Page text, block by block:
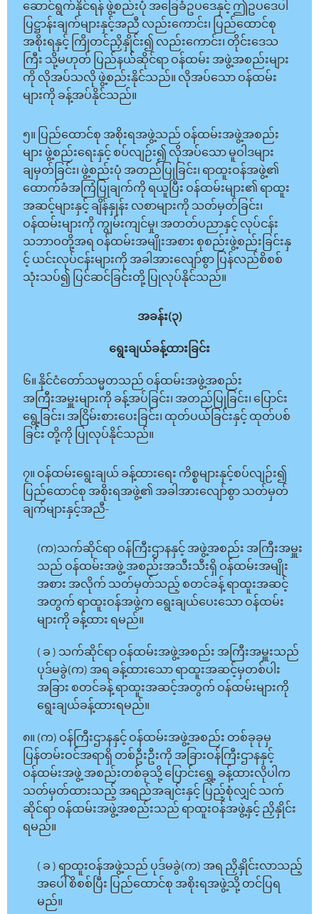
ဆောင်ရွက်နိုင်ရန် ဖွဲ့စည်းပုံ အခြေခံဥပဒေနှင့် ဤဥပဒေပါ
ပြဋ္ဌာန်းချက်များနှင့်အညီ လည်းကောင်း၊ ပြည်ထောင်စု
အစိုးရနှင့် ကြိုတင်ညှိနှိုင်း၍ လည်းကောင်း၊ တိုင်းဒေသ
ကြီး သို့မဟုတ် ပြည်နယ််ဆိုင်ရာ ဝန်ထမ်း အဖွဲ့အစည်းများ
ကို လိုအပ်သလို ဖွဲ့စည်းနိုင်သည်။ လိုအပ်သော ဝန်ထမ်း
များကို ခန့်အပ်နိုင်သည်။
၅။ ပြည်ထောင်စု အစိုးရအဖွဲ့သည် ဝန်ထမ်းအဖွဲ့အစည်း
များ ဖွဲ့စည်းရေးနှင့် စပ်လျဉ်း၍ လိုအပ်သော မူဝါဒများ
ချမှတ်ခြင်း၊ ဖွဲ့စည်းပုံ အတည်ပြုခြင်း၊ ရာထူးဝန်အဖွဲ့၏
ထောက်ခံအကြံပြုချက်ကို ရယူပြီး ဝန်ထမ်းများ၏ ရာထူး
အဆင့်များနှင့် ချိန်နှုန်း လစာများကို သတ်မှတ်ခြင်း၊
ဝန်ထမ်းများကို ကျွမ်းကျင်မှု၊ အတတ်ပညာနှင့် လုပ်ငန်း
သဘာဝတို့အရ ဝန်ထမ်းအမျိုးအစား စုစည်းဖွဲ့စည်းခြင်းနှ
င့် ယင်းလုပ်ငန်းများကို အခါအားလျော်စွာ ပြန်လည်စိစစ်
သုံးသပ်၍ ပြင်ဆင်ခြင်းတို့ ပြုလုပ်နိုင်သည်။
အခန်း(၃)
ရွေးချယ်ခန့်ထားခြင်း
၆။ နိုင်ငံတော်သမ္မတသည် ဝန်ထမ်းအဖွဲ့အစည်း
အကြီးအမှူးများကို ခန့်အပ်ခြင်း၊ အတည်ပြုခြင်း၊ ပြောင်း
ရွေ့ခြင်း၊ အငြိမ်းစားပေးခြင်း၊ ထုတ်ပယ်ခြင်းနှင့် ထုတ်ပစ်
ခြင်း တို့ကို ပြုလုပ်နိုင်သည်။
၇။ ဝန်ထမ်းရွေးချယ် ခန့်ထားရေး ကိစ္စများနှင့်စပ်လျဉ်း၍
ပြည်ထောင်စု အစိုးရအဖွဲ့၏ အခါအားလျော်စွာ သတ်မှတ်
ချက်များနှင့်အညီ-
(က)သက်ဆိုင်ရာ ဝန်ကြီးဌာနနှင့် အဖွဲ့အစည်း အကြီးအမှူး
သည် ဝန်ထမ်းအဖွဲ့ အစည်းအသီးသီးရှိ ဝန်ထမ်းအမျိုး
အစား အလိုက် သတ်မှတ်သည့် စတင်ခန့် ရာထူးအဆင့်
အတွက် ရာထူးဝန်အဖွဲ့က ရွေးချယ်ပေးသော ဝန်ထမ်း
များကို ခန့်ထား ရမည်။
( ခ ) သက်ဆိုင်ရာ ဝန်ထမ်းအဖွဲ့အစည်း အကြီးအမှူးသည်
ပုဒ်မခွဲ(က) အရ ခန့်ထားသော ရာထူးအဆင့်မှတစ်ပါး
အခြား စတင်ခန့် ရာထူးအဆင့်အတွက် ဝန်ထမ်းများကို
ရွေးချယ်ခန့်ထားရမည်။
၈။ (က) ဝန်ကြီးဌာနနှင့် ဝန်ထမ်းအဖွဲ့အစည်း တစ်ခုခုမှ
ပြန်တမ်းဝင်အရာရှိ တစ်ဦးဦးကို အခြားဝန်ကြီးဌာနနှင့်
ဝန်ထမ်းအဖွဲ့ အစည်းတစ်ခုသို့ ပြောင်းရွှေ့ ခန့်ထားလိုပါက
သတ်မှတ်ထားသည့် အရည်အချင်းနှင့် ပြည့်စုံလျှင် သက်
ဆိုင်ရာ ဝန်ထမ်းအဖွဲ့အစည်းသည် ရာထူးဝန်အဖွဲ့နှင့် ညှိနှိုင်း
ရမည်။
( ခ ) ရာထူးဝန်အဖွဲ့သည် ပုဒ်မခွဲ(က) အရ ညှိနှိုင်းလာသည့်
အပေါ် စိစစ်ပြီး ပြည်ထောင်စု အစိုးရအဖွဲ့သို့ တင်ပြရ
မည်။